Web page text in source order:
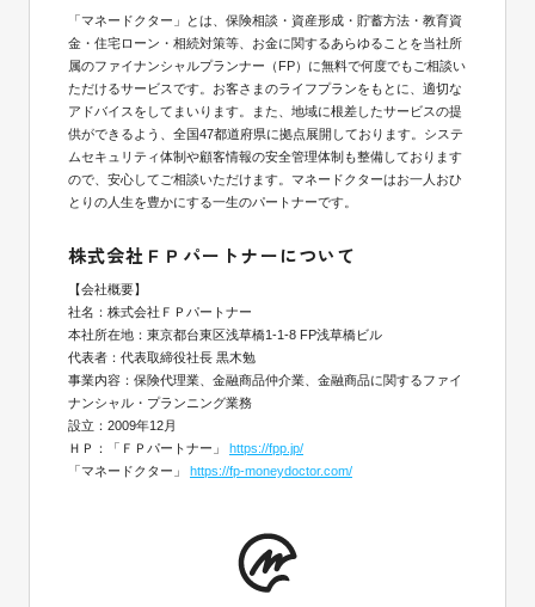
「マネードクター」とは、保険相談・資産形成・貯蓄方法・教育資
金・住宅ローン・相続対策等、お金に関するあらゆることを当社所
属のファイナンシャルプランナー（FP）に無料で何度でもご相談い
ただけるサービスです。お客さまのライフプランをもとに、適切な
アドバイスをしてまいります。また、地域に根差したサービスの提
供ができるよう、全国47都道府県に拠点展開しております。システ
ムセキュリティ体制や顧客情報の安全管理体制も整備しております
ので、安心してご相談いただけます。マネードクターはお一人おひ
とりの人生を豊かにする一生のパートナーです。
株式会社ＦＰパートナーについて
【会社概要】
社名：株式会社ＦＰパートナー
本社所在地：東京都台東区浅草橋1-1-8 FP浅草橋ビル
代表者：代表取締役社長 黒木勉
事業内容：保険代理業、金融商品仲介業、金融商品に関するファイ
ナンシャル・プランニング業務
設立：2009年12月
ＨＰ：「ＦＰパートナー」 https://fpp.jp/
「マネードクター」 https://fp-moneydoctor.com/